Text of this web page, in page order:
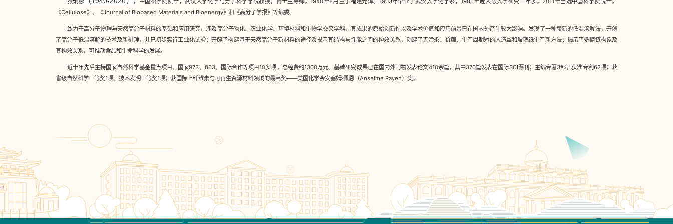
张俐娜
，中国科学院院士，武汉大学化学与分子科学学院教授，博士生导师。1940年8月生于福建光泽。1963年毕业于武汉大学化学系，1985年赴大阪大学研究一年多。2011年当选中国科学院院士。
《Cellulose》、《Journal of Biobased Materials and Bioenergy》和《高分子学报》等编委。
致力于高分子物理与天然高分子材料的基础和应用研究，涉及高分子物化、农业化学、环境材料和生物学交叉学科，其成果的原始创新性以及学术价值和应用前景已在国内外产生较大影响。发现了一种崭新的低温溶解法，开创
了高分子低温溶解的技术及新机理，并已初步实行工业化试验；开辟了构建基于天然高分子新材料的途径及揭示其结构与性能之间的构效关系，创建了无污染、价廉、生产周期短的人造丝和玻璃纸生产新方法；揭示了多糖链构象及
其构效关系，可推动食品和生命科学的发展。
近十年先后主持国家自然科学基金重点项目、国家973、863、国际合作等项目10多项，总经费约1300万元。基础研究成果已在国内外刊物发表论文410余篇，其中370篇发表在国际SCI源刊；主编专著3部；获准专利62项；获
省级自然科学一等奖1项、技术发明一等奖1项；获国际上纤维素与可再生资源材料领域的最高奖——美国化学会安塞姆·佩恩（Anselme Payen）奖。